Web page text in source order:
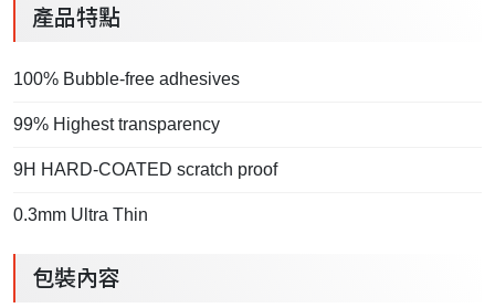
產品特點
100% Bubble-free adhesives
99% Highest transparency
9H HARD-COATED scratch proof
0.3mm Ultra Thin
包裝內容